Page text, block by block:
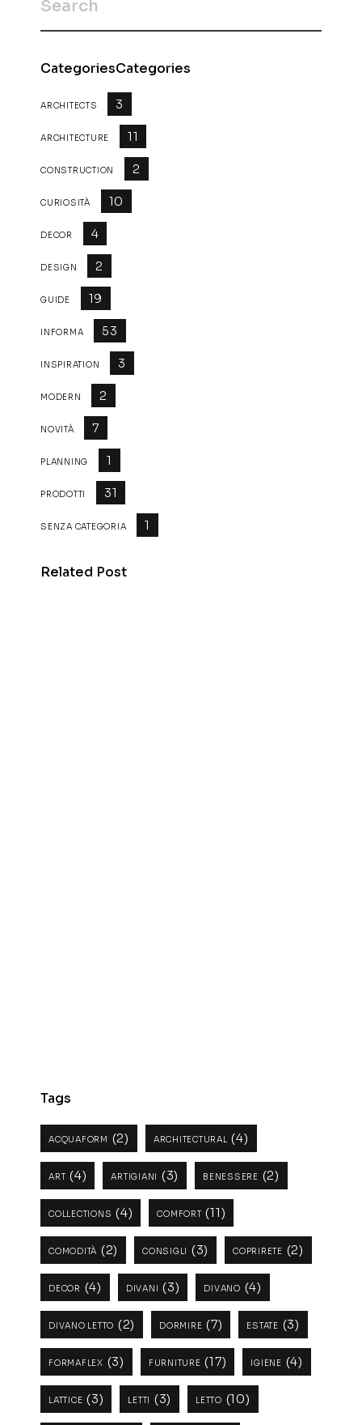
CategoriesCategories
ARCHITECTS 3
ARCHITECTURE 11
CONSTRUCTION 2
CURIOSITÀ 10
DECOR 4
DESIGN 2
GUIDE 19
INFORMA 53
INSPIRATION 3
MODERN 2
NOVITÀ 7
PLANNING 1
PRODOTTI 31
SENZA CATEGORIA 1
Related Post
Tags
ACQUAFORM (2) ARCHITECTURAL (4)
ART(4) ARTIGIANI (3) BENESSERE (2)
COLLECTIONS (4) COMFORT(11)
COMODITÀ (2) CONSIGLI (3) COPRIRETE (2)
DECOR (4) DIVANI (3) DIVANO (4)
DIVANO LETTO (2) DORMIRE (7) ESTATE (3)
FORMAFLEX (3) FURNITURE (17) IGIENE (4)
LATTICE (3) LETTI (3) LETTO (10)